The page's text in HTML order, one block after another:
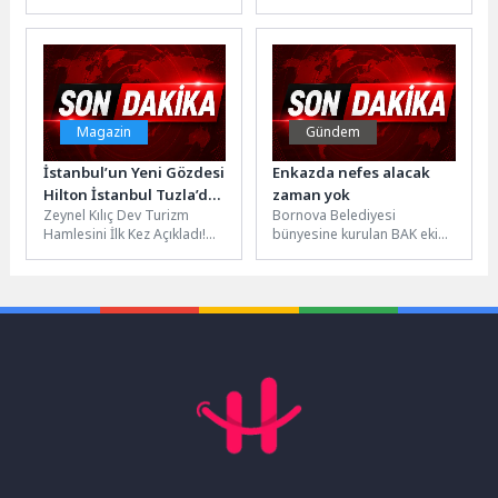
WILD Ekranlarında
sezonda da aralıksız
mücadeleye
ediyor. “Veteriner...
kaçırılmayacak, yüksek
moda temalı dünya
prömiyerini canlı olarak...
Magazin
İstanbul’un Yeni Gözdesi
Hilton İstanbul Tuzla’da
Yıldızlar Geçidi!
Zeynel Kılıç Dev Turizm
Hamlesini İlk Kez Açıkladı!
Gündem
Enkazda nefes alacak
zaman yok
Bornova Belediyesi
bünyesine kurulan BAK ekibi,
kurtarma ve...